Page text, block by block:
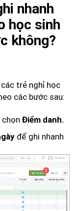
nhanh
học sinh
không?
trẻ nghỉ học
các bước sau:
chọn Điểm danh.
để ghi nhanh